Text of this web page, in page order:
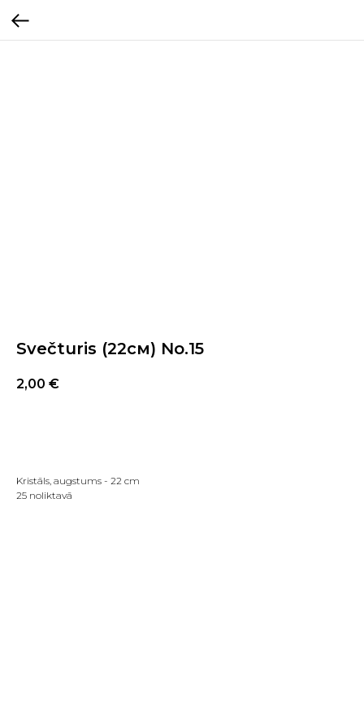
Svečturis (22см) No.15
2,00 €
Kristāls, augstums - 22 cm
25 noliktavā